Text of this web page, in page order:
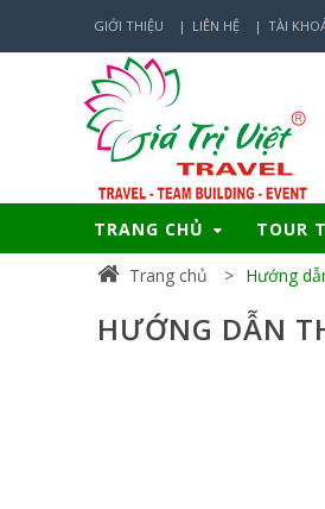
GIỚI THIỆU LIÊN HỆ TÀI
TRANG CHỦ TOUR
Trang chủ Hướng
HƯỚNG DẪN